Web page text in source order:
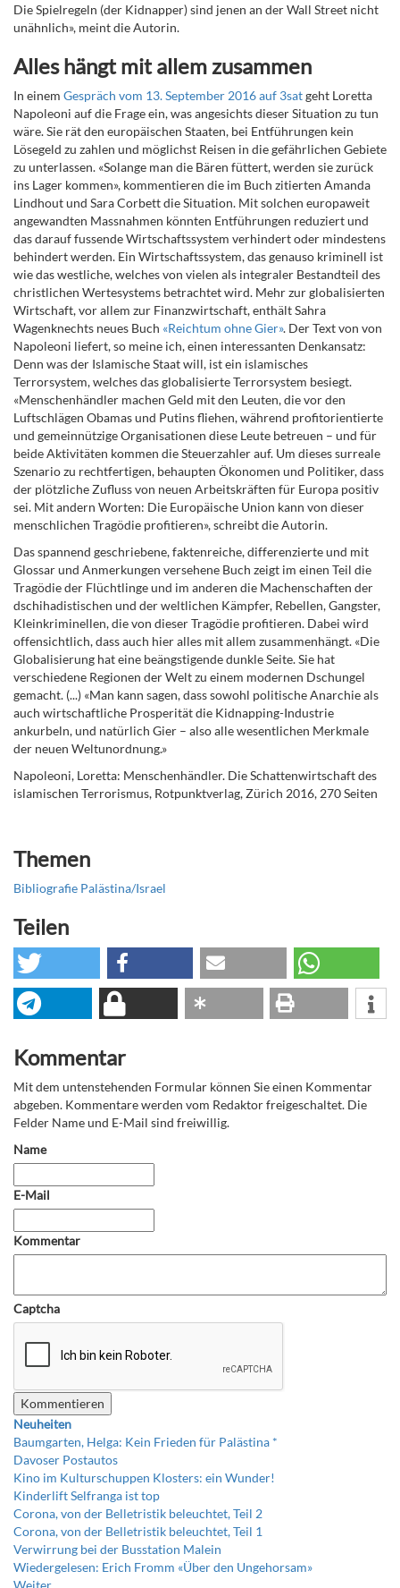
Die Spielregeln (der Kidnapper) sind jenen an der Wall Street nicht
unähnlich», meint die Autorin.
Alles hängt mit allem zusammen
In einem Gespräch vom 13. September 2016 auf 3satgeht Loretta
Napoleoni auf die Frage ein, was angesichts dieser Situation zu tun
wäre. Sie rät den europäischen Staaten, bei Entführungen kein
Lösegeld zu zahlen und möglichst Reisen in die gefährlichen Gebiete
zu unterlassen. «Solange man die Bären füttert, werden sie zurück
ins Lager kommen», kommentieren die im Buch zitierten Amanda
Lindhout und Sara Corbett die Situation. Mit solchen europaweit
angewandten Massnahmen könnten Entführungen reduziert und
das darauf fussende Wirtschaftssystem verhindert oder mindestens
behindert werden. Ein Wirtschaftssystem, das genauso kriminell ist
wie das westliche, welches von vielen als integraler Bestandteil des
christlichen Wertesystems betrachtet wird. Mehr zur globalisierten
Wirtschaft, vor allem zur Finanzwirtschaft, enthält Sahra
Wagenknechts neues Buch «Reichtum ohne Gier». Der Text von von
Napoleoni liefert, so meine ich, einen interessanten Denkansatz:
Denn was der Islamische Staat will, ist ein islamisches
Terrorsystem, welches das globalisierte Terrorsystem besiegt.
«Menschenhändler machen Geld mit den Leuten, die vor den
Luftschlägen Obamas und Putins fliehen, während profitorientierte
und gemeinnützige Organisationen diese Leute betreuen – und für
beide Aktivitäten kommen die Steuerzahler auf. Um dieses surreale
Szenario zu rechtfertigen, behaupten Ökonomen und Politiker, dass
der plötzliche Zufluss von neuen Arbeitskräften für Europa positiv
sei. Mit andern Worten: Die Europäische Union kann von dieser
menschlichen Tragödie profitieren», schreibt die Autorin.
Das spannend geschriebene, faktenreiche, differenzierte und mit
Glossar und Anmerkungen versehene Buch zeigt im einen Teil die
Tragödie der Flüchtlinge und im anderen die Machenschaften der
dschihadistischen und der weltlichen Kämpfer, Rebellen, Gangster,
Kleinkriminellen, die von dieser Tragödie profitieren. Dabei wird
offensichtlich, dass auch hier alles mit allem zusammenhängt. «Die
Globalisierung hat eine beängstigende dunkle Seite. Sie hat
verschiedene Regionen der Welt zu einem modernen Dschungel
gemacht. (...) «Man kann sagen, dass sowohl politische Anarchie als
auch wirtschaftliche Prosperität die Kidnapping-Industrie
ankurbeln, und natürlich Gier – also alle wesentlichen Merkmale
der neuen Weltunordnung.»
Napoleoni, Loretta: Menschenhändler. Die Schattenwirtschaft des
islamischen Terrorismus, Rotpunktverlag, Zürich 2016, 270 Seiten
Themen
Bibliografie Palästina/Israel
Teilen
Kommentar
Mit dem untenstehenden Formular können Sie einen Kommentar
abgeben. Kommentare werden vom Redaktor freigeschaltet. Die
Felder Name und E-Mail sind freiwillig.
Name
E-Mail
Kommentar
Captcha
Neuheiten
Baumgarten, Helga: Kein Frieden für Palästina *
Davoser Postautos
Kino im Kulturschuppen Klosters: ein Wunder!
Kinderlift Selfranga ist top
Corona, von der Belletristik beleuchtet, Teil 2
Corona, von der Belletristik beleuchtet, Teil 1
Verwirrung bei der Busstation Malein
Wiedergelesen: Erich Fromm «Über den Ungehorsam»
Weiter…